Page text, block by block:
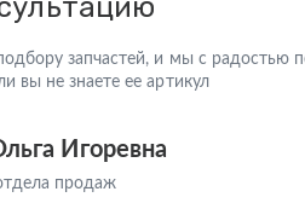
запчастей, и мы с радостью
вы не знаете ее артикул
Игоревна
продаж